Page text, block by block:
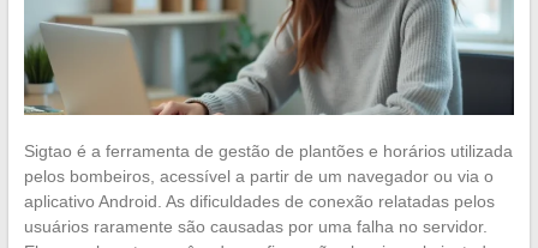
Sigtao é a ferramenta de gestão de plantões e horários utilizada
pelos bombeiros, acessível a partir de um navegador ou via o
aplicativo Android. As dificuldades de conexão relatadas pelos
usuários raramente são causadas por uma falha no servidor.